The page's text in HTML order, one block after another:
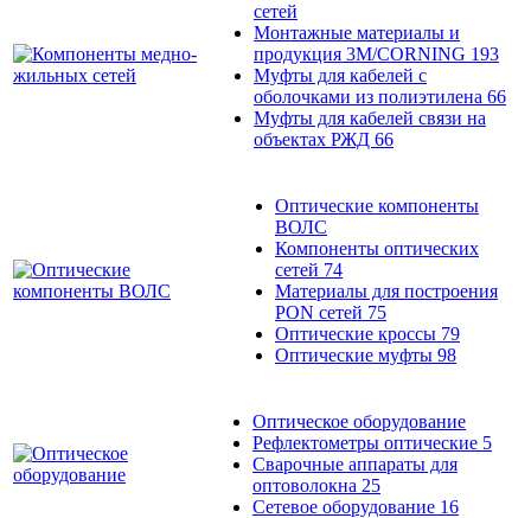
сетей
Монтажные материалы и
продукция 3M/CORNING 193
Муфты для кабелей с
оболочками из полиэтилена 66
Муфты для кабелей связи на
объектах РЖД 66
Оптические компоненты
ВОЛС
Компоненты оптических
сетей 74
Материалы для построения
PON сетей 75
Оптические кроссы 79
Оптические муфты 98
Оптическое оборудование
Рефлектометры оптические 5
Сварочные аппараты для
оптоволокна 25
Сетевое оборудование 16